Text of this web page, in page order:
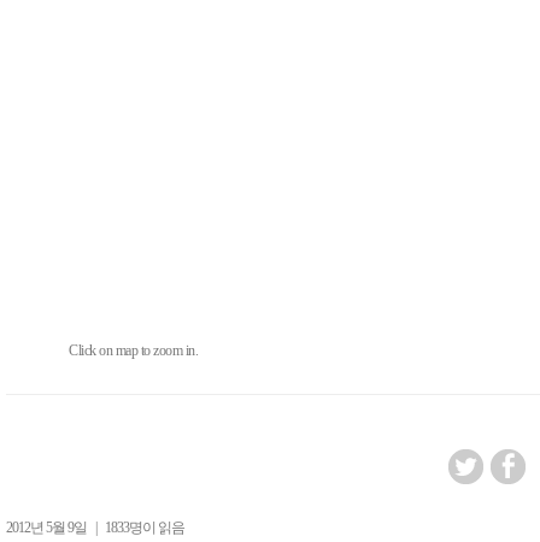
Click on map to zoom in.
2012년 5월 9일 1833명이 읽음